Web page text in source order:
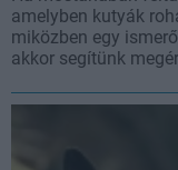
amelyben kutyák
miközben egy
akkor segítünk